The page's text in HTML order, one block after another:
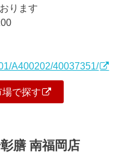
ります
A400202/40037351/
で探す
膳 南福岡店